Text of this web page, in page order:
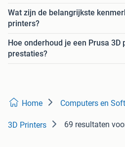
Wat zijn de belangrijkste
printers?
Hoe onderhoud je een Prusa
prestaties?
Home Computers en
3D Printers 69 resultaten